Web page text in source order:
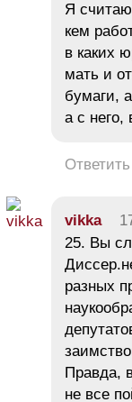
Я
кем
в каких
мать и
бумаги,
а с
Ответить
vikka
25. Вы
разных
Правда,
не все